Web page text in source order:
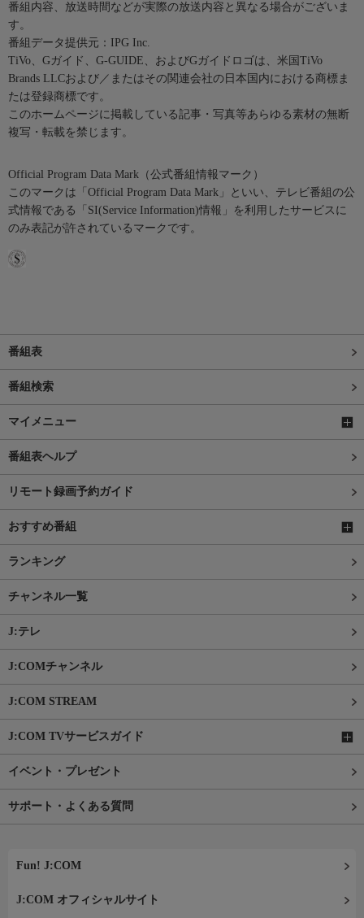
番組内容、放送時間などが実際の放送内容と異なる場合がございま
す。
番組データ提供元：IPG Inc.
TiVo、Gガイド、G-GUIDE、およびGガイドロゴは、米国TiVo
Brands LLCおよび／またはその関連会社の日本国内における商標ま
たは登録商標です。
このホームページに掲載している記事・写真等あらゆる素材の無断
複写・転載を禁じます。
Official Program Data Mark（公式番組情報マーク）
このマークは「Official Program Data Mark」といい、テレビ番組の公
式情報である「SI(Service Information)情報」を利用したサービスに
のみ表記が許されているマークです。
番組表
番組検索
マイメニュー
番組表ヘルプ
リモート録画予約ガイド
おすすめ番組
ランキング
チャンネル一覧
J:テレ
J:COMチャンネル
J:COM STREAM
J:COM TVサービスガイド
イベント・プレゼント
サポート・よくある質問
Fun! J:COM
J:COM オフィシャルサイト